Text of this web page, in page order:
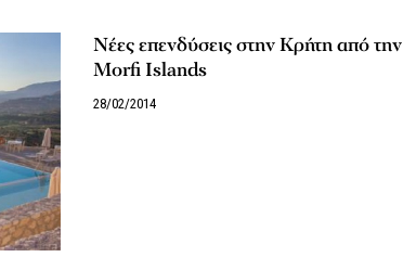
Νέες επενδύσεις στην Κρήτη από την
Morfi Islands
28/02/2014